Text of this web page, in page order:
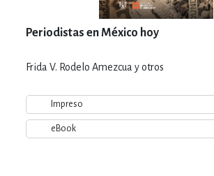
Periodistas en México hoy
Frida V. Rodelo Amezcua y otros
Impreso
eBook